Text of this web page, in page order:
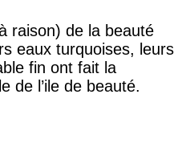
raison) de la beauté
eaux turquoises, leurs
fin ont fait la
de l’ile de beauté.